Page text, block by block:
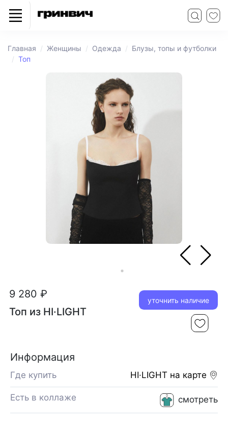
Главная Женщины Одежда
Блузы, топы и футболки
Топ
9 280 ₽
Топ из HI·LIGHT
уточнить наличие
Информация
HI·LIGHT на карте
Где купить
смотреть
Есть в коллаже